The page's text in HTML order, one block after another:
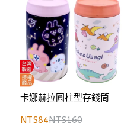
卡娜赫拉圓柱型存錢筒
NT$84NT$160